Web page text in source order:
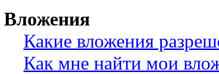
Вложения
Какие вложения
Как мне найти мои